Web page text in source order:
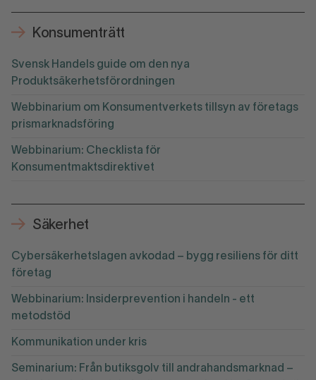
Konsumenträtt
Svensk Handels guide om den nya
Produktsäkerhetsförordningen
Webbinarium om Konsumentverkets tillsyn av företags
prismarknadsföring
Webbinarium: Checklista för
Konsumentmaktsdirektivet
Säkerhet
Cybersäkerhetslagen avkodad – bygg resiliens för ditt
företag
Webbinarium: Insiderprevention i handeln - ett
metodstöd
Kommunikation under kris
Seminarium: Från butiksgolv till andrahandsmarknad –